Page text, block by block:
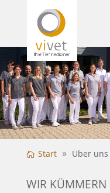
Start Über uns
WIR KÜMMERN